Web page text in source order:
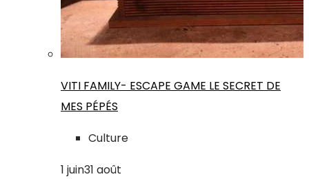
VITI FAMILY- ESCAPE GAME LE SECRET DE
MES PÉPÉS
Culture
1 juin31 août